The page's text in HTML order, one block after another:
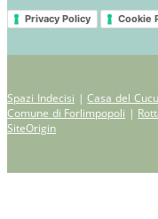
Privacy Policy Cookie
Spazi Indecisi |Casa del
Comune di Forlimpopoli |
SiteOrigin